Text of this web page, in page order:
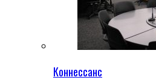
Коннессанс